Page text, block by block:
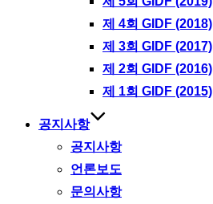
제 4회 GIDF (2018)
제 3회 GIDF (2017)
제 2회 GIDF (2016)
제 1회 GIDF (2015)
공지사항
공지사항
언론보도
문의사항